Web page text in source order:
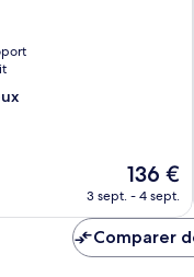
Le
nouveau
de
136 €
3 sept. - 4 sept.
Comparer